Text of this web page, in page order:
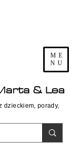
ME
NU
& Lea
dzieckiem, porady,